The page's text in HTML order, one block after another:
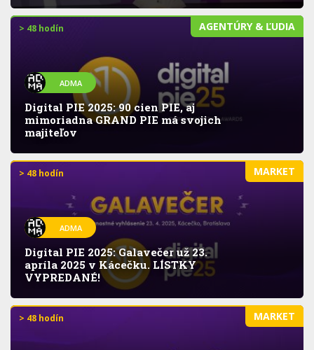
AGENTÚRY & ĽUDIA
> 48 hodín
ADMA
Digital PIE 2025: 90 cien PIE, aj
mimoriadna GRAND PIE má svojich
majiteľov
MARKET
> 48 hodín
ADMA
Digital PIE 2025: Galavečer už 23.
apríla 2025 v Kácečku. LÍSTKY
VYPREDANÉ!
MARKET
> 48 hodín